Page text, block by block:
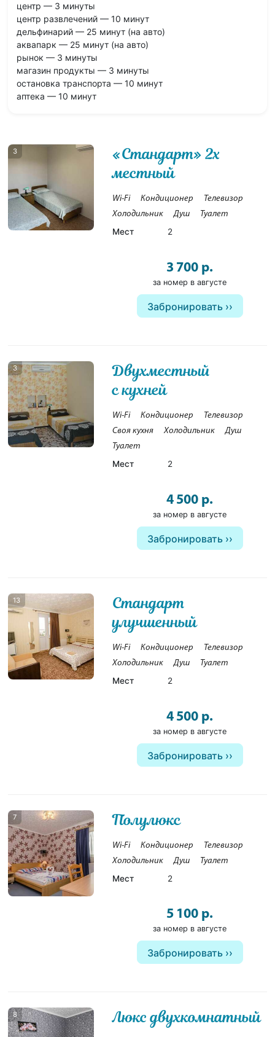
центр — 3 минуты
центр развлечений — 10 минут
дельфинарий — 25 минут (на авто)
аквапарк — 25 минут (на авто)
рынок — 3 минуты
магазин продукты — 3 минуты
остановка транспорта — 10 минут
аптека — 10 минут
3
«Стандарт» 2х
местный
Wi-Fi Кондиционер
Телевизор
Холодильник
Душ Туалет
Мест 2
3 700 р.
за номер в августе
Забронировать
3
Двухместный
с кухней
Wi-Fi Кондиционер
Телевизор
Своя кухня
Холодильник
Душ
Туалет
Мест 2
4 500 р.
за номер в августе
Забронировать
13
Стандарт
улучшенный
Wi-Fi Кондиционер
Телевизор
Холодильник
Душ Туалет
Мест 2
4 500 р.
за номер в августе
Забронировать
7 Полулюкс
Wi-Fi Кондиционер
Телевизор
Холодильник
Душ Туалет
Мест 2
5 100 р.
за номер в августе
Забронировать
8 Люкс двухкомнатный